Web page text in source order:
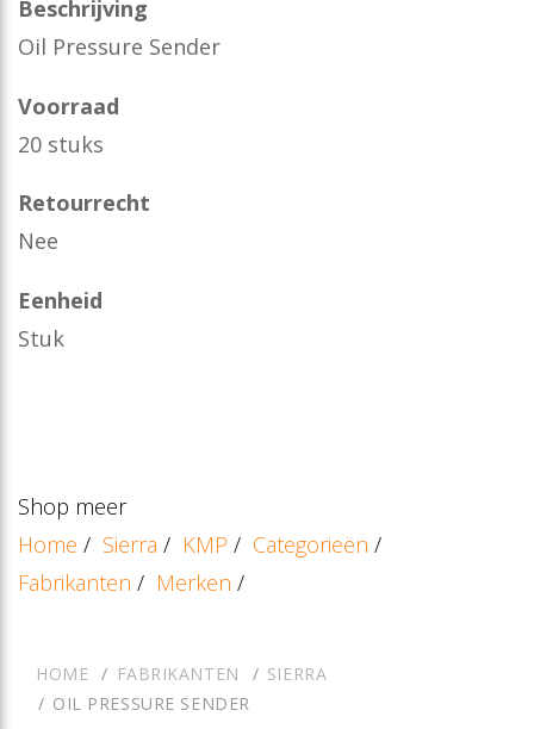
Beschrijving
Oil Pressure Sender
Voorraad
20 stuks
Retourrecht
Nee
Eenheid
Stuk
Shop meer
Home / Sierra / KMP / Categorieën /
Fabrikanten / Merken /
HOME FABRIKANTEN
SIERRA
OIL PRESSURE SENDER